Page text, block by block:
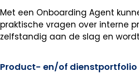
Met een Onboarding Agent
praktische vragen over interne
zelfstandig aan de slag en
Product- en/of